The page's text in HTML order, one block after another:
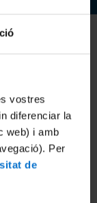
vostres
diferenciar la
web) i amb
Per
de